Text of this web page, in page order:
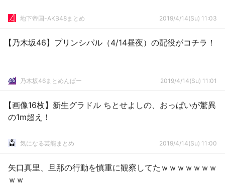
地下帝国-AKB48まとめ 2019/4/14(Su) 11:03
【乃木坂46】プリンシパル（4/14昼夜）の配役がコチラ！
乃木坂46まとめんばー 2019/4/14(Su) 11:01
【画像16枚】新生グラドル ちとせよしの、おっぱいが驚異
の1m超え！
気になる芸能まとめ 2019/4/14(Su) 11:00
矢口真里、旦那の行動を慎重に観察してたｗｗｗｗｗｗｗ
ｗｗ